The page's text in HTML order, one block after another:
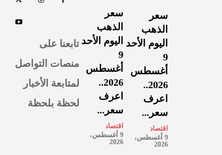
سعر
الذهب
اليوم الأحد
9
أغسطس
2026..
اعرف
سعر...
اقتصاد
9 أغسطس،
2026
سعر
الذهب
اليوم الأحد
9
أغسطس
2026..
اعرف
سعر...
اقتصاد
9 أغسطس،
2026
تابعنا على
منصات التواصل
لمتابعة الأخبار
لحظة بلحظة